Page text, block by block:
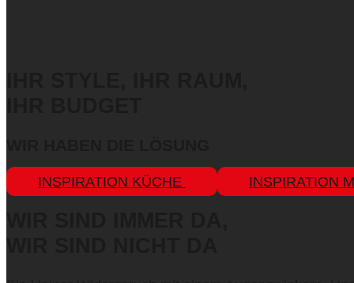
INSPIRATION KÜCHE INSPIRATION